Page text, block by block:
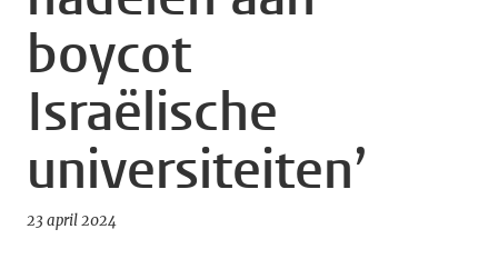
boycot
Israëlische
universiteiten’
23 april 2024